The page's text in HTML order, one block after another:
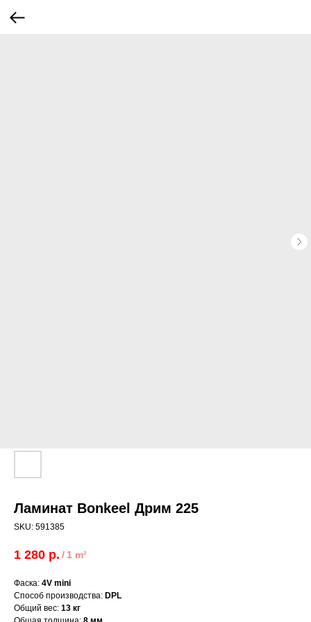
Ламинат Bonkeel Дрим 225
SKU: 591385
1 280 р. / 1 m²
Фаска: 4V mini
Способ производства: DPL
Общий вес: 13 кг